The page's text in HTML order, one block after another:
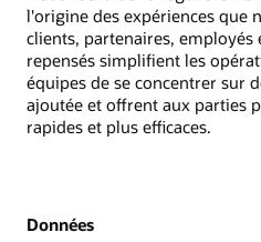
l'origine des expériences que
clients, partenaires, employés
repensés simplifient les
équipes de se concentrer sur
ajoutée et offrent aux parties
rapides et plus efficaces.
Données